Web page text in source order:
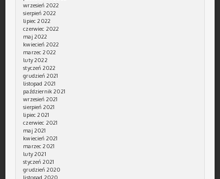
wrzesień 2022
sierpień 2022
lipiec 2022
czerwiec 2022
maj 2022
kwiecień 2022
marzec 2022
luty 2022
styczeń 2022
grudzień 2021
listopad 2021
październik 2021
wrzesień 2021
sierpień 2021
lipiec 2021
czerwiec 2021
maj 2021
kwiecień 2021
marzec 2021
luty 2021
styczeń 2021
grudzień 2020